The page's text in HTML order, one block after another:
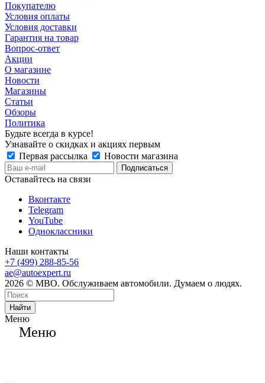
Покупателю
Условия оплаты
Условия доставки
Гарантия на товар
Вопрос-ответ
Акции
О магазине
Новости
Магазины
Статьи
Обзоры
Политика
Будьте всегда в курсе!
Узнавайте о скидках и акциях первым
Первая рассылка
Новости магазина
Оставайтесь на связи
Вконтакте
Telegram
YouTube
Одноклассники
Наши контакты
+7 (499) 288-85-56
ae@autoexpert.ru
2026 © МВО. Обслуживаем автомобили. Думаем о людях.
Найти
Меню
Меню